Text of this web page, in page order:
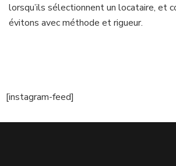
lorsqu’ils sélectionnent un locataire, et
évitons avec méthode et rigueur.
[instagram-feed]